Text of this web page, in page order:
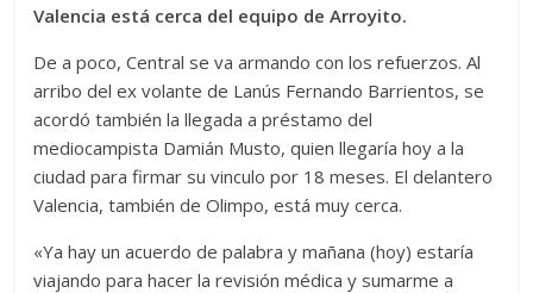
Valencia está cerca del equipo de Arroyito.
De a poco, Central se va armando con los refuerzos. Al
arribo del ex volante de Lanús Fernando Barrientos, se
acordó también la llegada a préstamo del
mediocampista Damián Musto, quien llegaría hoy a la
ciudad para firmar su vinculo por 18 meses. El delantero
Valencia, también de Olimpo, está muy cerca.
«Ya hay un acuerdo de palabra y mañana (hoy) estaría
viajando para hacer la revisión médica y sumarme a